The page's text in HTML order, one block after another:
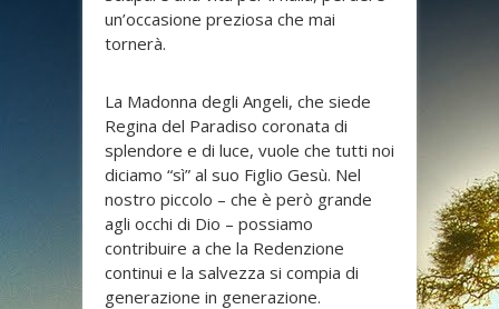
un’occasione preziosa che mai
tornerà.
La Madonna degli Angeli, che siede
Regina del Paradiso coronata di
splendore e di luce, vuole che tutti noi
diciamo “sì” al suo Figlio Gesù. Nel
nostro piccolo – che è però grande
agli occhi di Dio – possiamo
contribuire a che la Redenzione
continui e la salvezza si compia di
generazione in generazione.